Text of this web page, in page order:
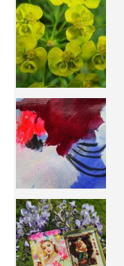
You're
50/50 OR 100/100 ? The day after Ascension, w